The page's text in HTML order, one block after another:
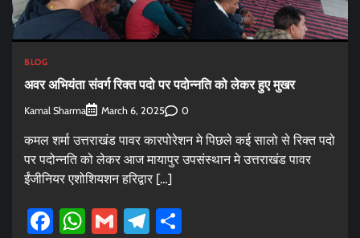
BLOG
अवर अभियंता संवर्ग रिक्त पदो पर पदोन्नति को लेकर हुए मुखर
Kamal Sharma March 6, 2025 0
कमल शर्मा उत्तराखंड पावर कारपोरेशन मे पिछले कई सालो से रिक्त पदो
पर पदोन्नति को लेकर आज मायापुर उपसंस्थान मे उत्तराखंड पावर
ईंजीनियर एशोशियशन हरिद्वार […]
Facebook
WhatsApp
GmailTelegram